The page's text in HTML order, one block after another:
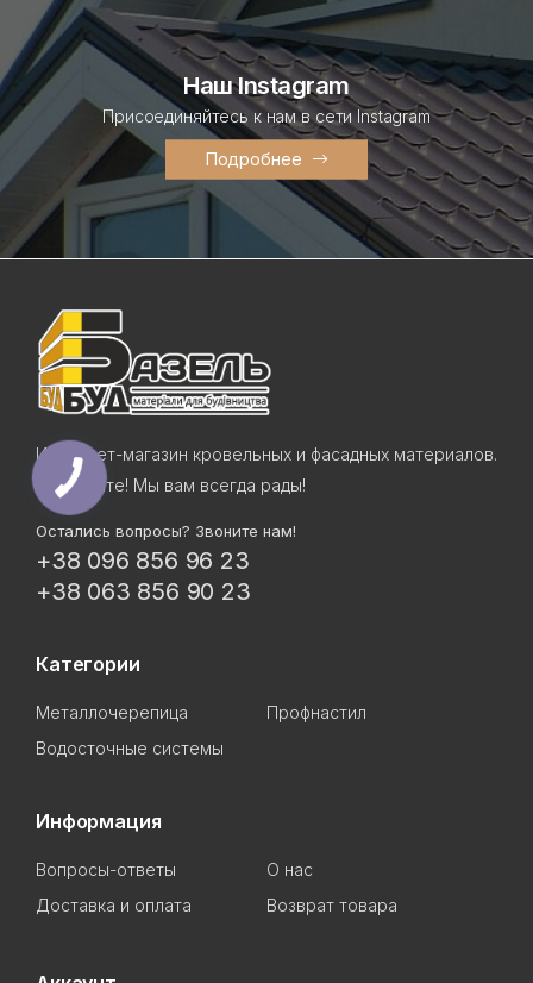
Наш Instagram
Присоединяйтесь к нам в сети Instagram
Подробнее
Интернет-магазин кровельных и фасадных материалов.
Приходите! Мы вам всегда рады!
Остались вопросы? Звоните нам!
+38 096 856 96 23
+38 063 856 90 23
Категории
Металлочерепица
Профнастил
Водосточные системы
Информация
Вопросы-ответы
О нас
Доставка и оплата
Возврат товара